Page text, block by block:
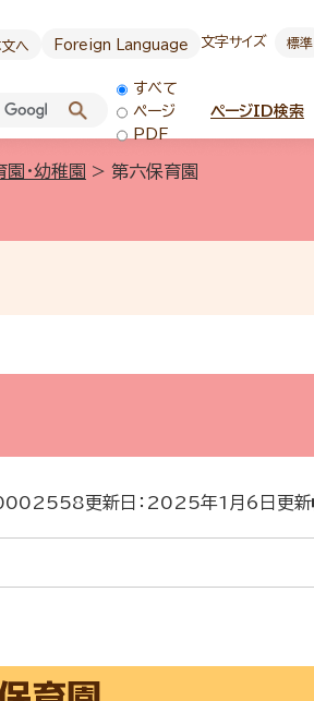
へ Foreign Language 文字サイズ 標準
すべて
ページ
PDF
ページID検索
園・幼稚園 > 第六保育園
0002558更新日：2025年1月6日更新